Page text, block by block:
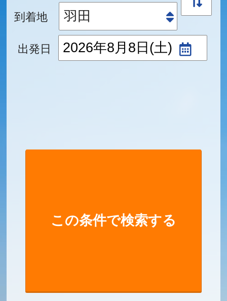
到着地
出発日